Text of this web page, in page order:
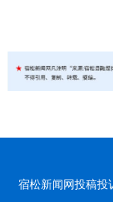
宿松新闻网投稿投